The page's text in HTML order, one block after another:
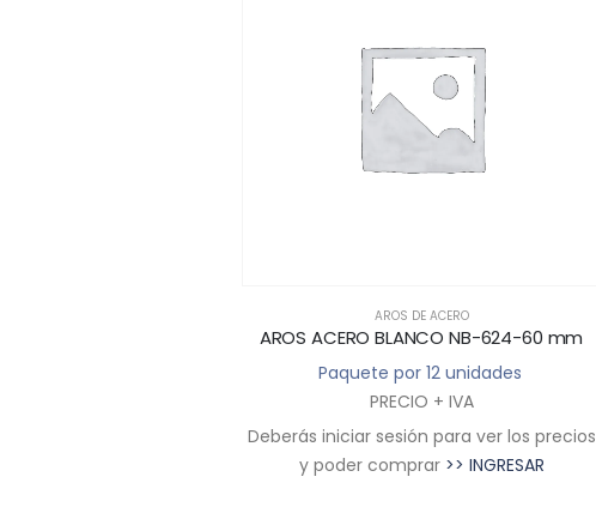
AROS DE ACERO
AROS ACERO BLANCO NB-624-60 mm
Paquete por 12 unidades
PRECIO + IVA
Deberás iniciar sesión para ver los precios
y poder comprar >> INGRESAR